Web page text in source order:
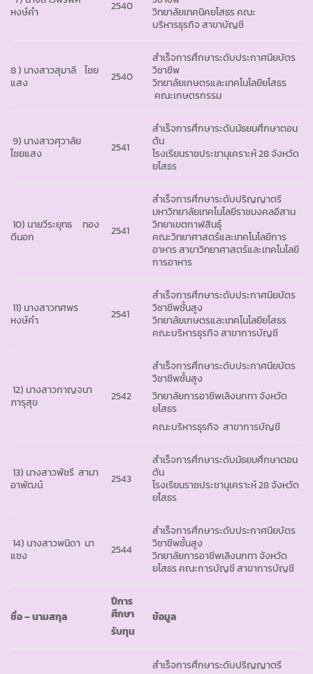
หงษ์คำ
2540
วิทยาลัยเทคนิคยโสธร คณะ
บริหารธุรกิจ สาขาบัญชี
8 ) นางสาวสุมาลี ไชย
แสง
2540
สำเร็จการศึกษาระดับประกาศนียบัตร
วิชาชีพ
วิทยาลัยเกษตรและเทคโนโลยียโสธร
คณะเกษตรกรรม
9) นางสาวศุวาลัย
ไชยแสง
2541
สำเร็จการศึกษาระดับมัธยมศึกษาตอน
ต้น
โรงเรียนราชประชานุเคราะห์ 28 จังหวัด
ยโสธร
10) นายวีระยุทธ ทอง
ดีนอก
2541
สำเร็จการศึกษาระดับปริญญาตรี
มหาวิทยาลัยเทคโนโลยีราชมงคลอีสาน
วิทยาเขตกาฬสินธุ์
คณะวิทยาศาสตร์และเทคโนโลยีการ
อาหาร สาขาวิทยาศาสตร์และเทคโนโลยี
การอาหาร
11) นางสาวทศพร
หงษ์คำ
2541
สำเร็จการศึกษาระดับประกาศนียบัตร
วิชาชีพชั้นสูง
วิทยาลัยเกษตรและเทคโนโลยียโสธร
คณะบริหารธุรกิจ สาขาการบัญชี
12) นางสาวกาญจนา
ภารุสุข
2542
สำเร็จการศึกษาระดับประกาศนียบัตร
วิชาชีพชั้นสูง
วิทยาลัยการอาชีพเลิงนกทา จังหวัด
ยโสธร
คณะบริหารธุรกิจ สาขาการบัญชี
13) นางสาวพัชรี สามา
อาพัฒน์
2543
สำเร็จการศึกษาระดับมัธยมศึกษาตอน
ต้น
โรงเรียนราชประชานุเคราะห์ 28 จังหวัด
ยโสธร
14) นางสาวพนิดา นา
แซง
2544
สำเร็จการศึกษาระดับประกาศนียบัตร
วิชาชีพชั้นสูง
วิทยาลัยการอาชีพเลิงนกทา จังหวัด
ยโสธร คณะการบัญชี สาขาการบัญชี
ชื่อ– นามสกุล
ปีการ
ศึกษา
รับทุน
ข้อมูล
สำเร็จการศึกษาระดับปริญญาตรี